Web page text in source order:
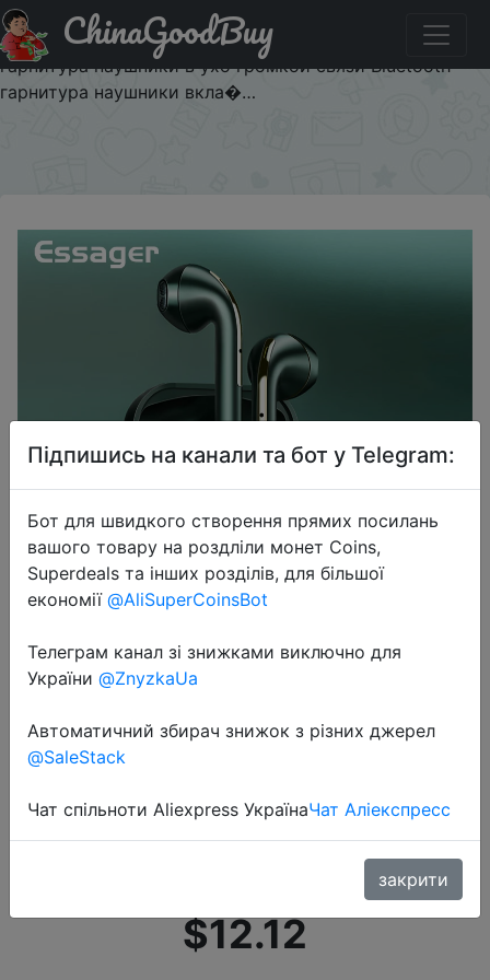
Придбати по знижці Essager J18 наушники вкладыши
TWS Bluetooth наушники стерео True Беспроводной
гарнитура наушники в ухо громкой связи Bluetooth
гарнитура наушники вкла�…
ChinaGoodBuy
2021-03-04
Essager J18 наушники вкладыши
TWS Bluetooth наушники стерео
True Беспроводной гарнитура
Bluetooth гарнитура наушники
$12.12
Підпишись на канали та бот у Telegram:
Бот для швидкого створення прямих посилань
вашого товару на роздліли монет Coins,
Superdeals та інших розділів, для більшої
економії @AliSuperCoinsBot
Телеграм канал зі знижками виключно для
України @ZnyzkaUa
Автоматичний збирач знижок з різних джерел
@SaleStack
Чат спільноти Aliexpress УкраїнаЧат Аліекспресс
закрити